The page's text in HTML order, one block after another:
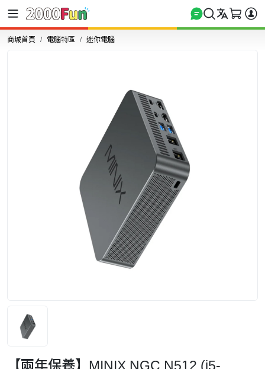
商城首頁 電腦特區 迷你電腦
【兩年保養】MINIX NGC N512 (i5-